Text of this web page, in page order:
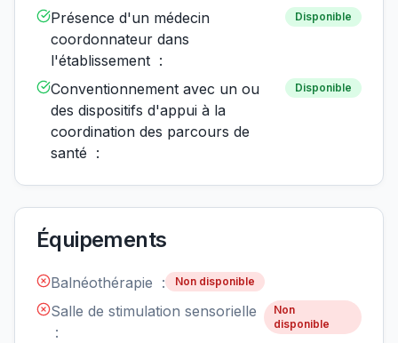
Présence d'un médecin
coordonnateur dans
l'établissement :
Disponible
Conventionnement avec un ou
des dispositifs d'appui à la
coordination des parcours de
santé :
Disponible
Équipements
Balnéothérapie : Non disponible
Salle de stimulation sensorielle
:
Non
disponible